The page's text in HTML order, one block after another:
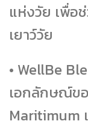
แห่งวัย เพื่อ
เยาว์วัย
• WellBe
เอกลักษณ์ข
Maritimum